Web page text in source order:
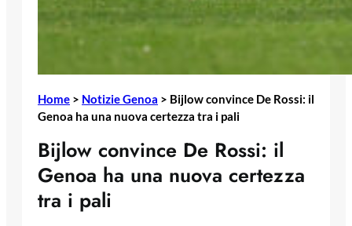
Home > Notizie Genoa > Bijlow convince De Rossi: il
Genoa ha una nuova certezza tra i pali
Bijlow convince De Rossi: il
Genoa ha una nuova certezza
tra i pali